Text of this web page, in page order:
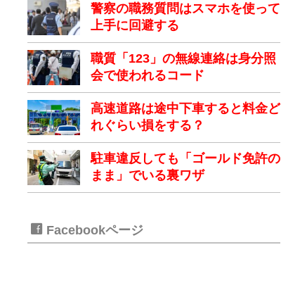
警察の職務質問はスマホを使って
上手に回避する
職質「123」の無線連絡は身分照
会で使われるコード
高速道路は途中下車すると料金ど
れぐらい損をする？
駐車違反しても「ゴールド免許の
まま」でいる裏ワザ
Facebookページ